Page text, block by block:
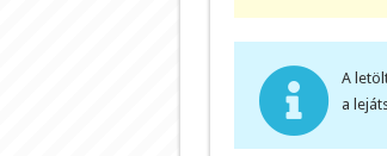
A
a